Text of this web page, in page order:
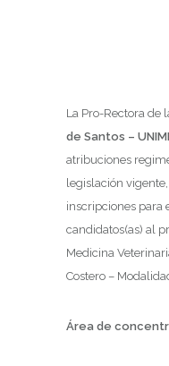
La Pro-Rectora de
de Santos –
atribuciones
legislación
inscripciones para
candidatos(as) al
Medicina
Costero –
Área de